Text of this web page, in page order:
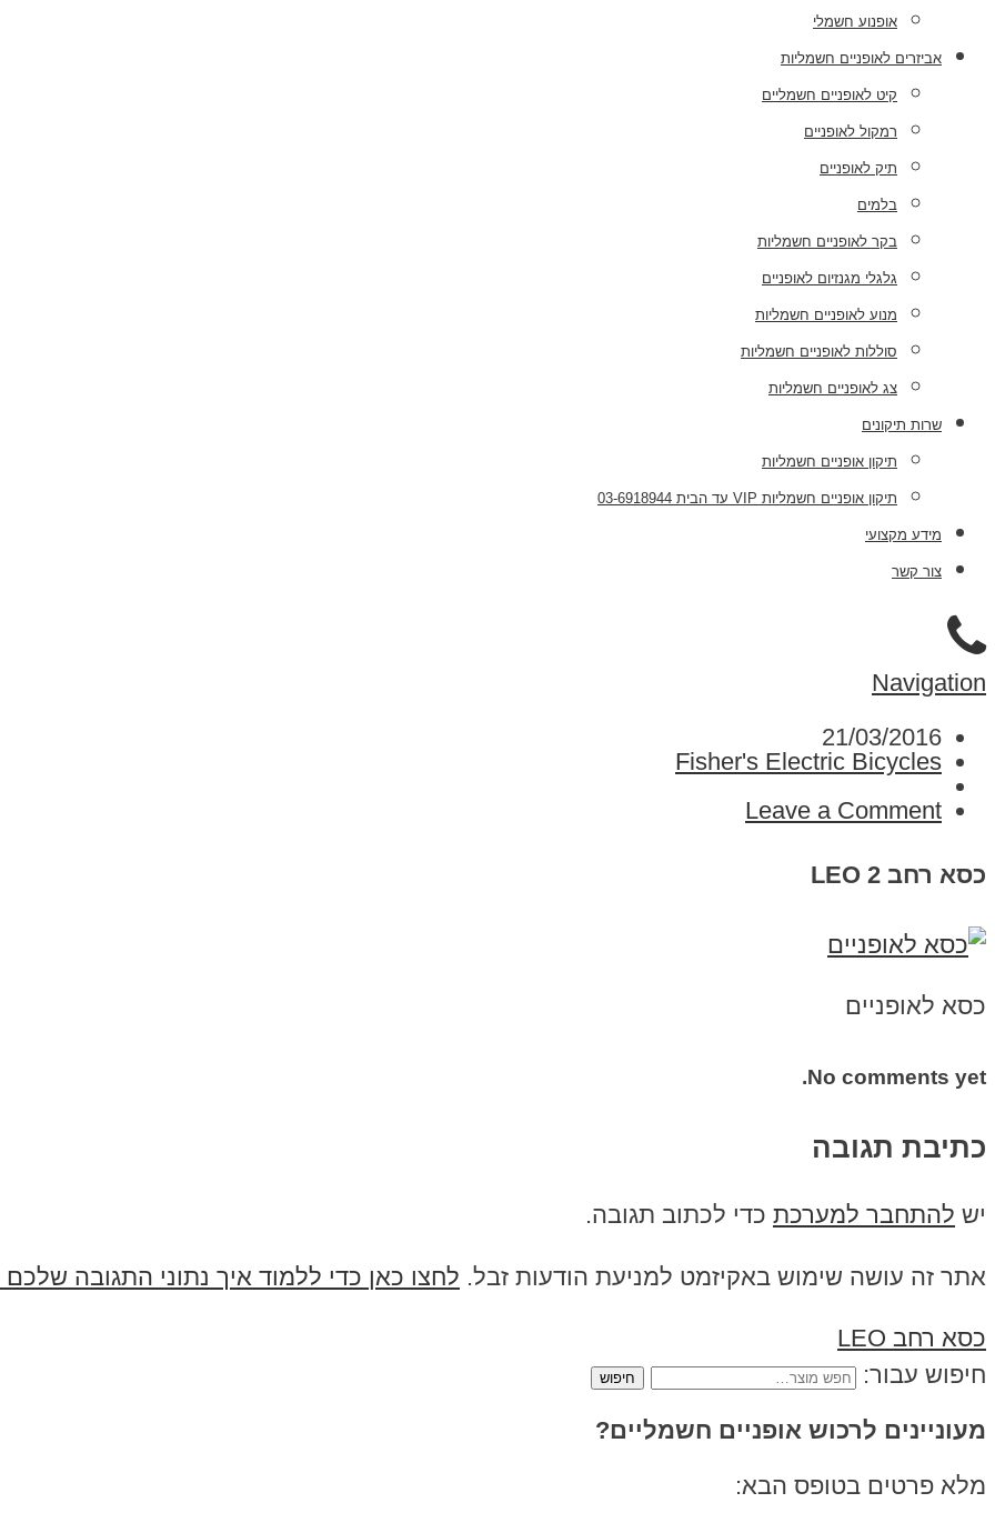
אופנוע חשמלי
אביזרים לאופניים חשמליות
קיט לאופניים חשמליים
רמקול לאופניים
תיק לאופניים
בלמים
בקר לאופניים חשמליות
גלגלי מגנזיום לאופניים
מנוע לאופניים חשמליות
סוללות לאופניים חשמליות
צג לאופניים חשמליות
שרות תיקונים
תיקון אופניים חשמליות
תיקון אופניים חשמליות VIP עד הבית 03-6918944
מידע מקצועי
צור קשר
Navigation
21/03/2016
Fisher's Electric Bicycles
Leave a Comment
כסא רחב LEO 2
כסא לאופניים
No comments yet.
כתיבת תגובה
יש להתחבר למערכת כדי לכתוב תגובה.
אתר זה עושה שימוש באקיזמט למניעת הודעות זבל. לחצו כאן כדי ללמוד איך נתוני התגובה
כסא רחב LEO
חיפוש עבור:
מעוניינים לרכוש אופניים חשמליים?
מלא פרטים בטופס הבא: